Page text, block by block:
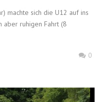
machte sich die U12 auf ins
aber ruhigen Fahrt (8
0